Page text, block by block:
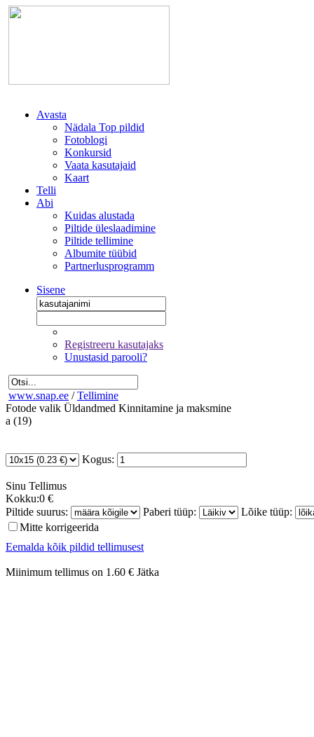
Avasta
Nädala Top pildid
Fotoblogi
Konkursid
Vaata kasutajaid
Kaart
Telli
Abi
Kuidas alustada
Piltide üleslaadimine
Piltide tellimine
Albumite tüübid
Partnerlusprogramm
Sisene
Registreeru kasutajaks
Unustasid parooli?
www.snap.ee / Tellimine
Fotode valik Üldandmed Kinnitamine ja maksmine
a (19)
Kogus:
Sinu Tellimus
Kokku:0 €
Piltide suurus:
Paberi tüüp:
Lõike tüüp:
Mitte korrigeerida
Eemalda kõik pildid tellimusest
Miinimum tellimus on 1.60 € Jätka